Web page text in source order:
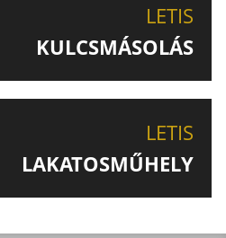
LETIS
KULCSMÁSOLÁS
LETIS
LAKATOSMŰHELY